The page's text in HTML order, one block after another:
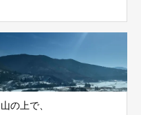
山の上で、